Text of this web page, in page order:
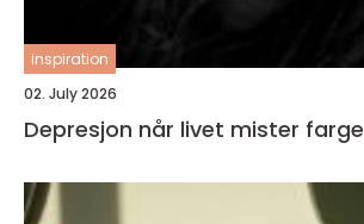
inspiration
02. July 2026
Depresjon når livet mister farge